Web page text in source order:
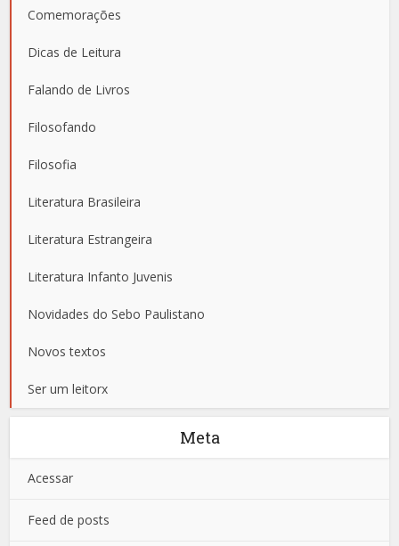
Comemorações
Dicas de Leitura
Falando de Livros
Filosofando
Filosofia
Literatura Brasileira
Literatura Estrangeira
Literatura Infanto Juvenis
Novidades do Sebo Paulistano
Novos textos
Ser um leitorx
Meta
Acessar
Feed de posts